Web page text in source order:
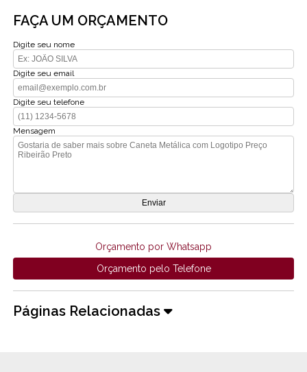
FAÇA UM ORÇAMENTO
Digite seu nome
Digite seu email
Digite seu telefone
Mensagem
Orçamento por Whatsapp
Orçamento pelo Telefone
Páginas Relacionadas